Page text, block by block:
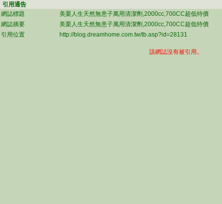
引用通告
網誌標題
美栗人生天然無患子萬用清潔劑,2000cc,700CC超低特價
網誌摘要
美栗人生天然無患子萬用清潔劑,2000cc,700CC超低特價
引用位置
http://blog.dreamhome.com.tw/tb.asp?id=28131
該網誌沒有被引用。